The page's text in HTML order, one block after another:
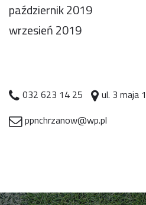
październik 2019
wrzesień 2019
032 623 14 25
ul. 3 maja 1
ppnchrzanow@wp.pl